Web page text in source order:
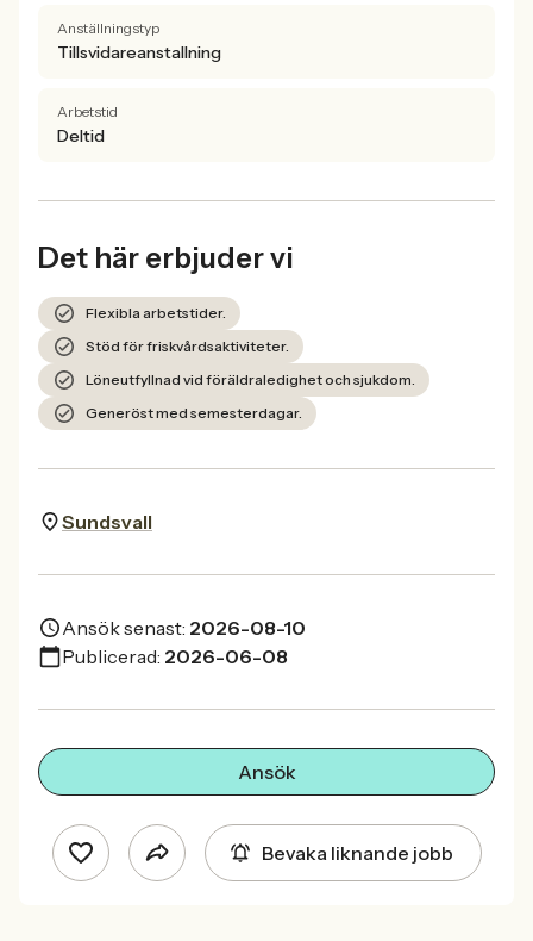
Anställningstyp
Tillsvidareanstallning
Arbetstid
Deltid
Det här erbjuder vi
Flexibla arbetstider.
Stöd för friskvårdsaktiviteter.
Löneutfyllnad vid föräldraledighet och sjukdom.
Generöst med semesterdagar.
Sundsvall
Ansök senast: 2026-08-10
Publicerad: 2026-06-08
Ansök
Bevaka liknande jobb